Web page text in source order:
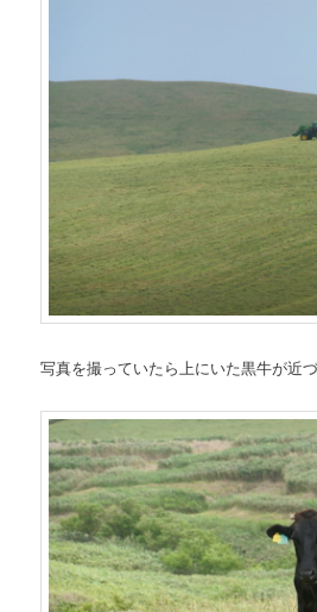
写真を撮っていたら上にいた黒牛が近づ